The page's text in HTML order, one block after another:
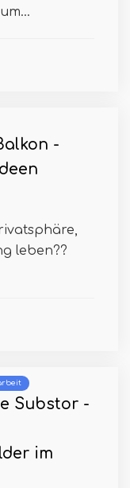
-
leben??
Substor -
im